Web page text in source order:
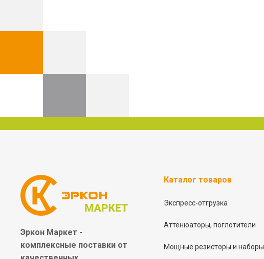
Эркон Маркет -
комплексные поставки от
Каталог товаров
Экспресс-отгрузка
Аттенюаторы, поглотители
Мощные резисторы и наборы